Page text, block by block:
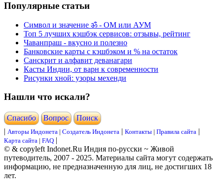
Популярные статьи
Символ и значение ॐ - ОМ или АУМ
Топ 5 лучших кэшбэк сервисов: отзывы, рейтинг
Чаванпраш - вкусно и полезно
Банковские карты с кэшбэком и % на остаток
Санскрит и алфавит деванагари
Касты Индии, от варн к современности
Рисунки хной: узоры мехенди
Нашли что искали?
Cпасибо Вопрос
Поиск
| Авторы Индонета | Создатель Индонета | Контакты | Правила сайта |
Карта сайта | FAQ |
© & copyleft Indonet.Ru Индия по-русски ~ Живой
путеводитель, 2007 - 2025. Материалы сайта могут содержать
информацию, не предназначенную для лиц, не достигших 18
лет.